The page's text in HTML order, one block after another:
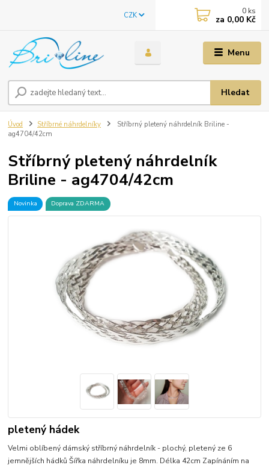
Menu
CZK
Hledat
0 ks
za 0,00 Kč
Úvod Stříbrné náhrdelníky
Stříbrný pletený náhrdelník Briline -
ag4704/42cm
Stříbrný pletený náhrdelník
Briline - ag4704/42cm
Novinka Doprava ZDARMA
pletený hádek
Velmi oblíbený dámský stříbrný náhrdelník - plochý, pletený ze 6
jemnějších hádků Šířka náhrdelníku je 8mm. Délka 42cm Zapínáním na